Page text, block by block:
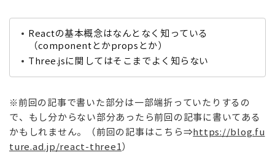
Reactの基本概念はなんとなく知っている
（component とかprops とか）
Three.jsに関してはそこまでよく知らない
※前回の記事で書いた部分は一部端折っていたりするの
で、もし分からない部分あったら前回の記事に書いてある
かもしれません。（前回の記事はこちら⇒https://blog.fu
ture.ad.jp/react-three1）